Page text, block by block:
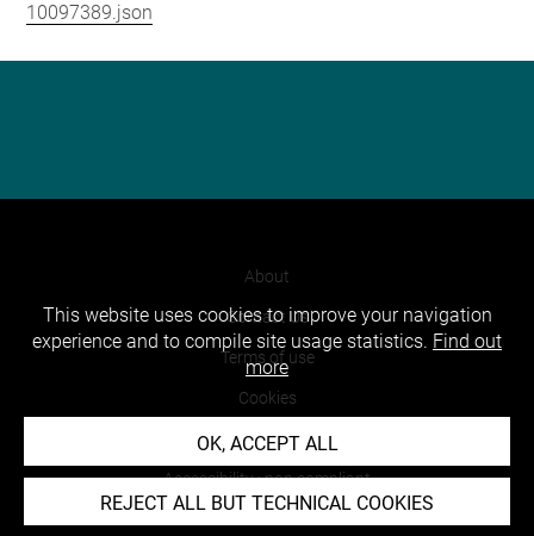
10097389.json
About
Contact Us
Terms of use
Cookies
Credits
Accessibility : non compliant
This website uses cookies to improve your navigation
experience and to compile site usage statistics. Find out
more
OK, ACCEPT ALL
REJECT ALL BUT TECHNICAL COOKIES